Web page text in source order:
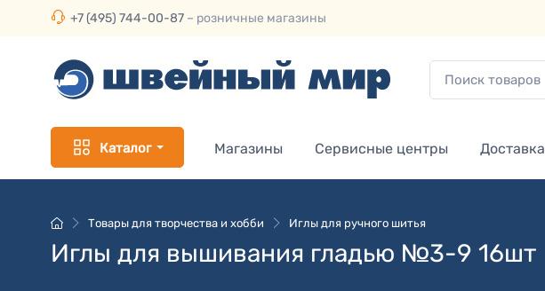
+7 (495) 744-00-87 – розничные магазины
Каталог Магазины Сервисные центры Доставка
Товары для творчества и хобби Иглы для ручного шитья
Иглы для вышивания гладью №3-9 16шт